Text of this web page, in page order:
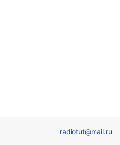
radiotut@mail.ru